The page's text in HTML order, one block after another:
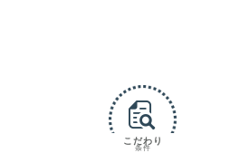
こだわり
条件